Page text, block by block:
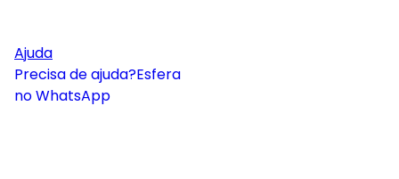
Ajuda
Precisa de ajuda?Esfera
no WhatsApp